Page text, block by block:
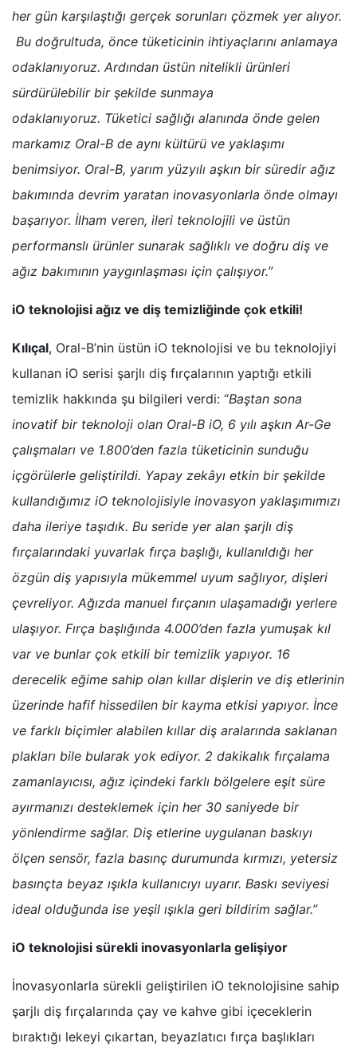
her gün karşılaştığı gerçek sorunları çözmek yer alıyor.
Bu doğrultuda, önce tüketicinin ihtiyaçlarını anlamaya
odaklanıyoruz. Ardından üstün nitelikli ürünleri
sürdürülebilir bir şekilde sunmaya
odaklanıyoruz. Tüketici sağlığı alanında önde gelen
markamız Oral-B de aynı kültürü ve yaklaşımı
benimsiyor. Oral-B, yarım yüzyılı aşkın bir süredir ağız
bakımında devrim yaratan inovasyonlarla önde olmayı
başarıyor. İlham veren, ileri teknolojili ve üstün
performanslı ürünler sunarak sağlıklı ve doğru diş ve
ağız bakımının yaygınlaşması için çalışıyor.”
iO teknolojisi ağız ve diş temizliğinde çok etkili!
Kılıçal, Oral-B’nin üstün iO teknolojisi ve bu teknolojiyi
kullanan iO serisi şarjlı diş fırçalarının yaptığı etkili
temizlik hakkında şu bilgileri verdi: “Baştan sona
inovatif bir teknoloji olan Oral-B iO, 6 yılı aşkın Ar-Ge
çalışmaları ve 1.800’den fazla tüketicinin sunduğu
içgörülerle geliştirildi. Yapay zekâyı etkin bir şekilde
kullandığımız iO teknolojisiyle inovasyon yaklaşımımızı
daha ileriye taşıdık. Bu seride yer alan şarjlı diş
fırçalarındaki yuvarlak fırça başlığı, kullanıldığı her
özgün diş yapısıyla mükemmel uyum sağlıyor, dişleri
çevreliyor. Ağızda manuel fırçanın ulaşamadığı yerlere
ulaşıyor. Fırça başlığında 4.000’den fazla yumuşak kıl
var ve bunlar çok etkili bir temizlik yapıyor. 16
derecelik eğime sahip olan kıllar dişlerin ve diş etlerinin
üzerinde hafif hissedilen bir kayma etkisi yapıyor. İnce
ve farklı biçimler alabilen kıllar diş aralarında saklanan
plakları bile bularak yok ediyor. 2 dakikalık fırçalama
zamanlayıcısı, ağız içindeki farklı bölgelere eşit süre
ayırmanızı desteklemek için her 30 saniyede bir
yönlendirme sağlar. Diş etlerine uygulanan baskıyı
ölçen sensör, fazla basınç durumunda kırmızı, yetersiz
basınçta beyaz ışıkla kullanıcıyı uyarır. Baskı seviyesi
ideal olduğunda ise yeşil ışıkla geri bildirim sağlar.”
iO teknolojisi sürekli inovasyonlarla gelişiyor
İnovasyonlarla sürekli geliştirilen iO teknolojisine sahip
şarjlı diş fırçalarında çay ve kahve gibi içeceklerin
bıraktığı lekeyi çıkartan, beyazlatıcı fırça başlıkları